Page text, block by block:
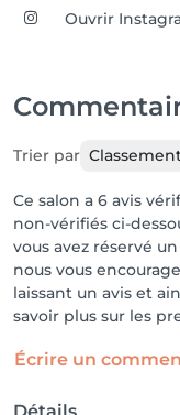
Ouvrir
Trier par
Ce salon a 6 avis
non-vérifiés ci-
vous avez réservé
nous vous
laissant un avis et
savoir plus sur les
Écrire un